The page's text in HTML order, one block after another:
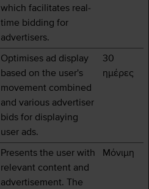
which facilitates real-
time bidding for
advertisers.
Optimises ad display
based on the user's
movement combined
and various advertiser
bids for displaying
user ads.
30
ημέρες
Presents the user with
relevant content and
advertisement. The
Μόνιμη